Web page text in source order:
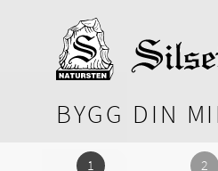
BYGG DIN